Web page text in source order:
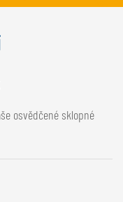
osvědčené sklopné